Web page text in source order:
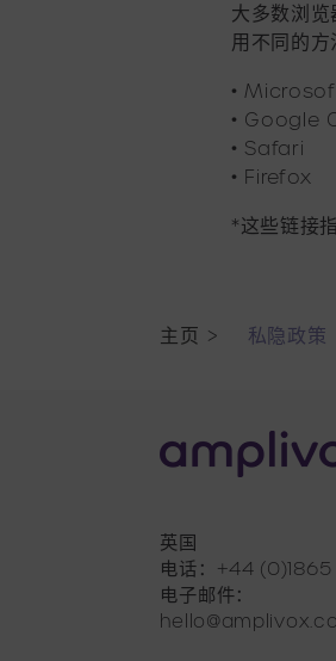
大多数浏
用不同的
•
• Google
• Safari
• Firefox
*这些链接
主页 > 私隐政策
英国
电话：+44
电子邮件：